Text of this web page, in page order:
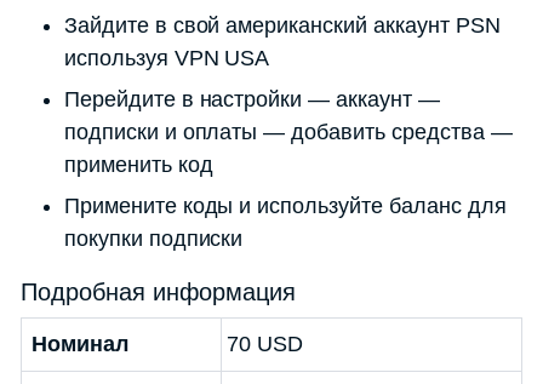
Зайдите в свой американский аккаунт PSN
используя VPN USA
Перейдите в настройки — аккаунт —
подписки и оплаты — добавить средства —
применить код
Примените коды и используйте баланс для
покупки подписки
Подробная информация
Номинал 70 USD